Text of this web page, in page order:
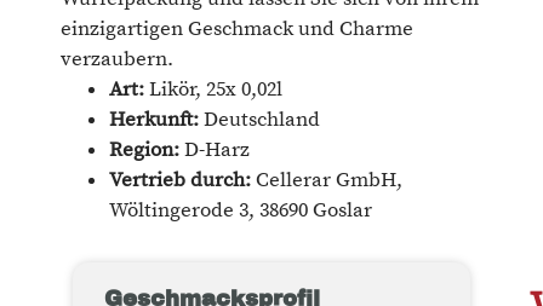
einzigartigen Geschmack und Charme
verzaubern.
Art:Likör, 25x 0,02l
Herkunft:Deutschland
Region:D-Harz
Vertrieb durch:Cellerar GmbH,
Wöltingerode 3, 38690 Goslar
Geschmacksprofil